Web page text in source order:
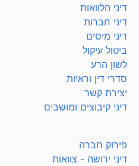
דיני הלוואות
דיני חברות
דיני מיסים
ביטול עיקול
לשון הרע
סדרי דין וראיות
יצירת קשר
דיני קיבוצים ומושבים
פירוק חברה
דיני ירושה - צוואות